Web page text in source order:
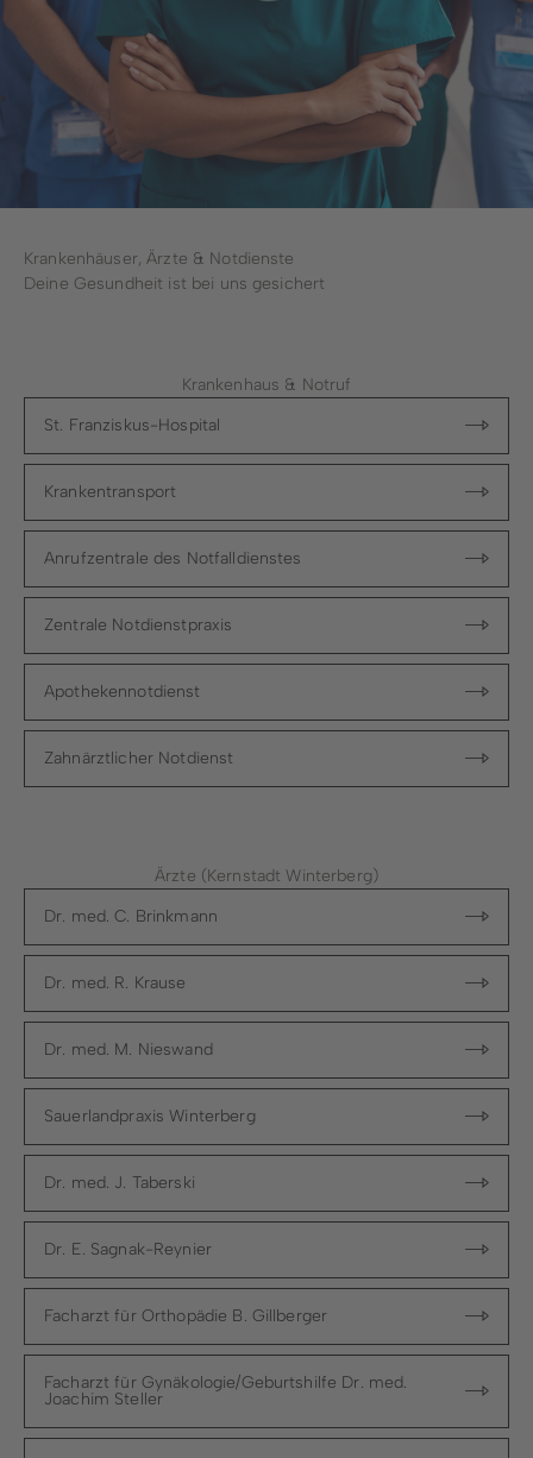
Stadtwerke
Wirtschaftsförderung
Stadtmarketing
Forstbetrieb
Bauhof
Krankenhäuser, Ärzte & Notdienste
Deine Gesundheit ist bei uns gesichert
Krankenhaus & Notruf
St. Franziskus-Hospital
Krankentransport
Anrufzentrale des Notfalldienstes
Zentrale Notdienstpraxis
Apothekennotdienst
Zahnärztlicher Notdienst
Ärzte (Kernstadt Winterberg)
Dr. med. C. Brinkmann
Dr. med. R. Krause
Dr. med. M. Nieswand
Sauerlandpraxis Winterberg
Dr. med. J. Taberski
Dr. E. Sagnak-Reynier
Facharzt für Orthopädie B. Gillberger
Facharzt für Gynäkologie/Geburtshilfe Dr. med.
Joachim Steller